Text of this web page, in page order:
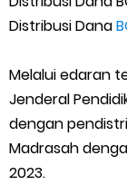
Distribusi Dana
Melalui edaran
Jenderal
dengan
Madrasah
2023.